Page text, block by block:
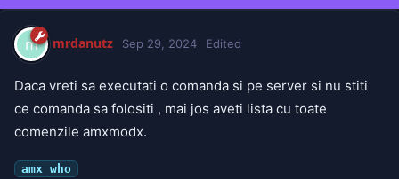
m mrdanutz Sep 29, 2024 Edited
Daca vreti sa executati o comanda si pe server si nu stiti
ce comanda sa folositi , mai jos aveti lista cu toate
comenzile amxmodx.
amx_who